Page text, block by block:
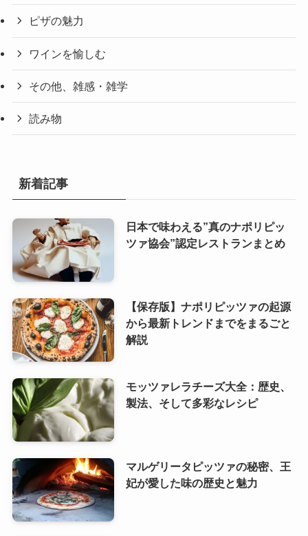
ピザの魅力
ワインを愉しむ
その他、雑感・雑学
読み物
新着記事
日本で味わえる”真のナポリピッ
ツァ協会”認定レストランまとめ
【保存版】ナポリピッツァの起源
から最新トレンドまでをまるごと
解説
モッツァレラチーズ大全：歴史、
製法、そして多彩なレシピ
マルゲリータピッツァの秘密、王
妃が愛した味の歴史と魅力